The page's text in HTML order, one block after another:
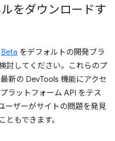
をダウンロードす
Beta をデフォルトの開発ブラ
討してください。これらのプ
新の DevTools 機能にアクセ
ラットフォーム API をテス
ーザーがサイトの問題を発見
もできます。